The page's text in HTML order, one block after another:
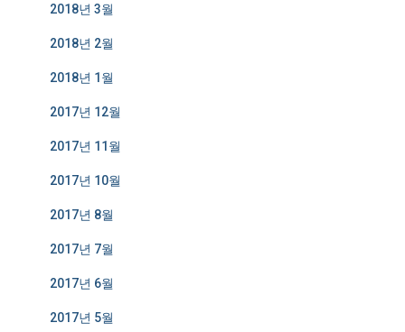
2018년 3월
2018년 2월
2018년 1월
2017년 12월
2017년 11월
2017년 10월
2017년 8월
2017년 7월
2017년 6월
2017년 5월